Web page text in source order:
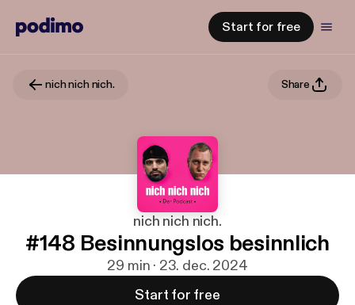
Start for free
nich nich nich. Share
nich nich nich.
#148 Besinnungslos besinnlich
29 min · 23. dec. 2024
Start for free